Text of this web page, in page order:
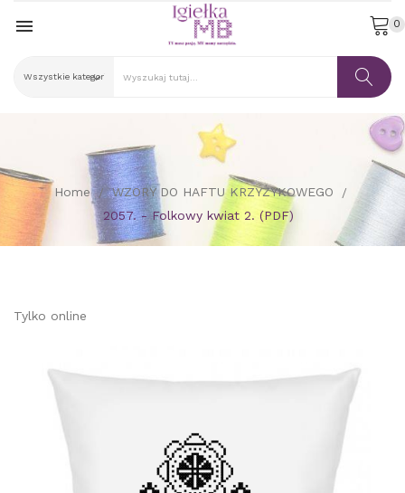
 0
Home
WZORY DO HAFTU KRZYŻYKOWEGO
2057. - Folkowy kwiat 2. (PDF)
Tylko online